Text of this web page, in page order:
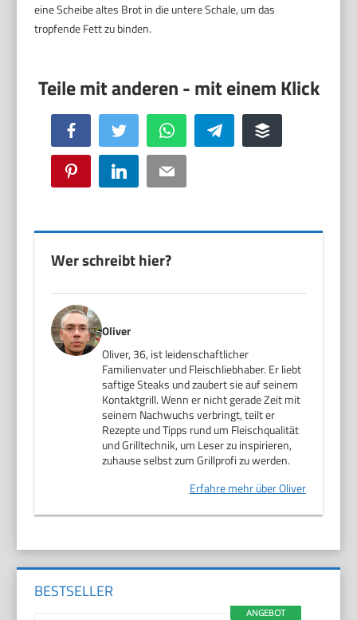
eine Scheibe altes Brot in die untere Schale, um das
tropfende Fett zu binden.
Facebook Twitter WhatsApp Telegram Buffer
Pinterest LinkedIn Email
Wer schreibt hier?
Oliver
Oliver, 36, ist leidenschaftlicher
Familienvater und Fleischliebhaber. Er liebt
saftige Steaks und zaubert sie auf seinem
Kontaktgrill. Wenn er nicht gerade Zeit mit
seinem Nachwuchs verbringt, teilt er
Rezepte und Tipps rund um Fleischqualität
und Grilltechnik, um Leser zu inspirieren,
zuhause selbst zum Grillprofi zu werden.
Erfahre mehr über Oliver
BESTSELLER
ANGEBOT